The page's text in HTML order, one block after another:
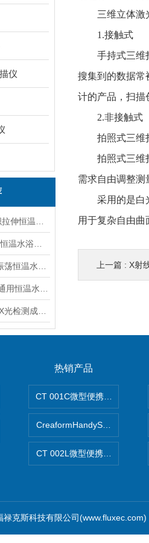
仪
三维立体激光
1.接触式
手持式三维扫
搜集到的数据常
计的产品，扫描
2.非接触式
拍照式三维
拍照式三维扫
需求自由调整
采用的是白光
用于复杂自由
上一篇 : X射
热销产品
CT 001C微型便携式无损断
CreaformHandySCAN 300手
CT 002L微型便携式CT扫描仪
克斯科技有限公司(www.fluxec.com)